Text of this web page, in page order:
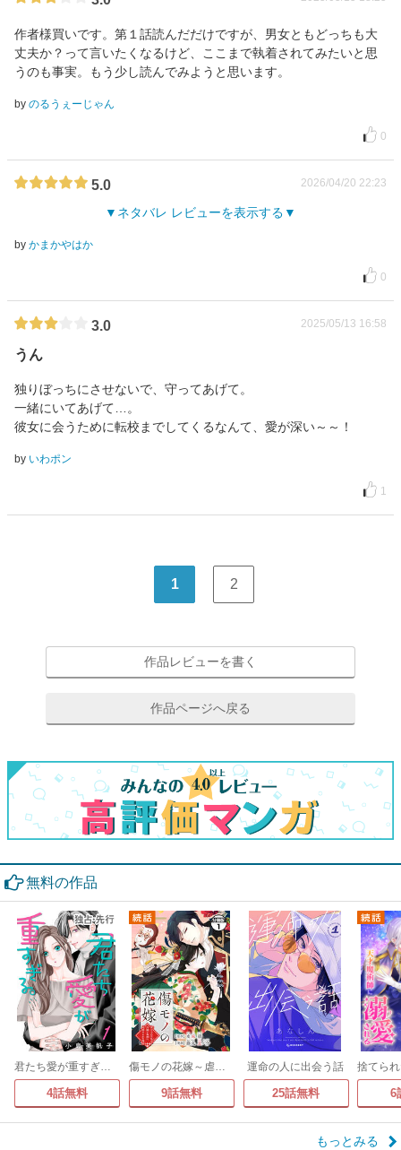
作者様買いです。第１話読んだだけですが、男女ともどっちも大
丈夫か？って言いたくなるけど、ここまで執着されてみたいと思
うのも事実。もう少し読んでみようと思います。
by のるうぇーじゃん
0
5.0 2026/04/20 22:23
ネタバレ レビューを表示する
by かまかやはか
0
3.0 2025/05/13 16:58
うん
独りぼっちにさせないで、守ってあげて。
一緒にいてあげて…。
彼女に会うために転校までしてくるなんて、愛が深い～～！
by いわポン
1
1 2
作品レビューを書く
作品ページへ戻る
無料の作品
君たち愛が重すぎる。(話売り)
4話無料
傷モノの花嫁～虐げられた私が、皇國の鬼神に見初められた理由～ 分冊版
9話無料
運命の人に出会う話
25話無料 6
もっとみる